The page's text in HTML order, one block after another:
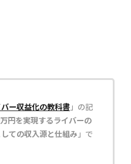
ー収益化の教科書」の記
円を実現するライバーの
ての収入源と仕組み 」で